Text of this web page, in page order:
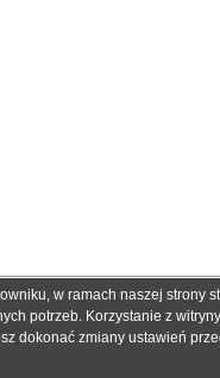
handlowe użyte na stronie
Mimo dołożenia wszelkich starań
W
w ramach naszej strony
potrzeb. Korzystanie z
dokonać zmiany ustawień